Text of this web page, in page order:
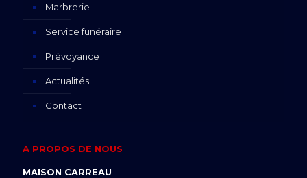
Marbrerie
Service funéraire
Prévoyance
Actualités
Contact
A PROPOS DE NOUS
MAISON CARREAU